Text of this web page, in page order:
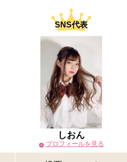
SNS代表
しおん
プロフィールを見る